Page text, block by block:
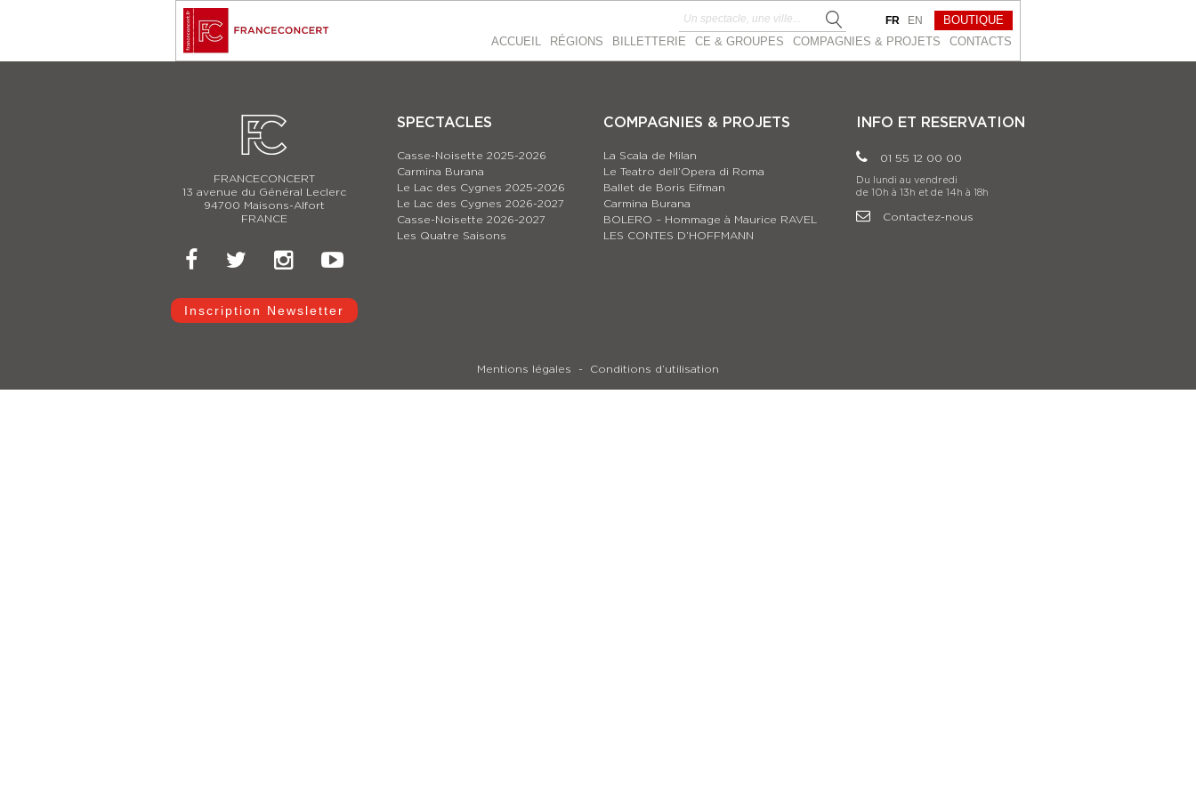
ACCUEIL RÉGIONS BILLETTERIE CE & GROUPES COMPAGNIES & PROJETS CONTACTS
FR EN BOUTIQUE
FRANCECONCERT
13 avenue du Général Leclerc
94700 Maisons-Alfort
FRANCE
Inscription Newsletter
SPECTACLES
Casse-Noisette 2025-2026
Carmina Burana
Le Lac des Cygnes 2025-2026
Le Lac des Cygnes 2026-2027
Casse-Noisette 2026-2027
Les Quatre Saisons
COMPAGNIES & PROJETS
La Scala de Milan
Le Teatro dell’Opera di Roma
Ballet de Boris Eifman
Carmina Burana
BOLERO – Hommage à Maurice RAVEL
LES CONTES D’HOFFMANN
INFO ET RESERVATION
01 55 12 00 00
Du lundi au vendredi
de 10h à 13h et de 14h à 18h
Contactez-nous
Mentions légales Conditions d’utilisation